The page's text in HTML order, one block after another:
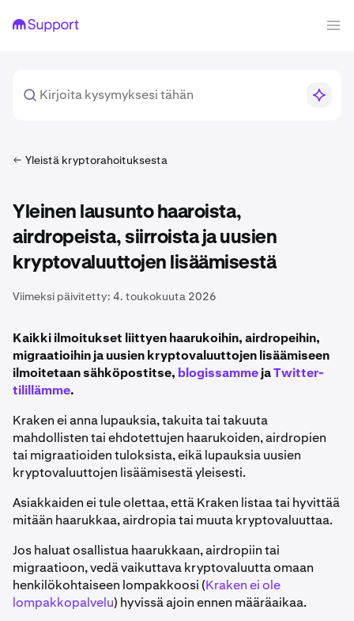
Yleistä kryptorahoituksesta
Yleinen lausunto haaroista,
airdropeista, siirroista ja uusien
kryptovaluuttojen lisäämisestä
Viimeksi päivitetty: 4. toukokuuta 2026
Kaikki ilmoitukset liittyen haarukoihin, airdropeihin,
migraatioihin ja uusien kryptovaluuttojen lisäämiseen
ilmoitetaan sähköpostitse, blogissammejaTwitter-
tilillämme.
Kraken ei anna lupauksia, takuita tai takuuta
mahdollisten tai ehdotettujen haarukoiden, airdropien
tai migraatioiden tuloksista, eikä lupauksia uusien
kryptovaluuttojen lisäämisestä yleisesti.
Asiakkaiden ei tule olettaa, että Kraken listaa tai hyvittää
mitään haarukkaa, airdropia tai muuta kryptovaluuttaa.
Jos haluat osallistua haarukkaan, airdropiin tai
migraatioon, vedä vaikuttava kryptovaluutta omaan
henkilökohtaiseen lompakkoosi (Kraken ei ole
lompakkopalvelu) hyvissä ajoin ennen määräaikaa.